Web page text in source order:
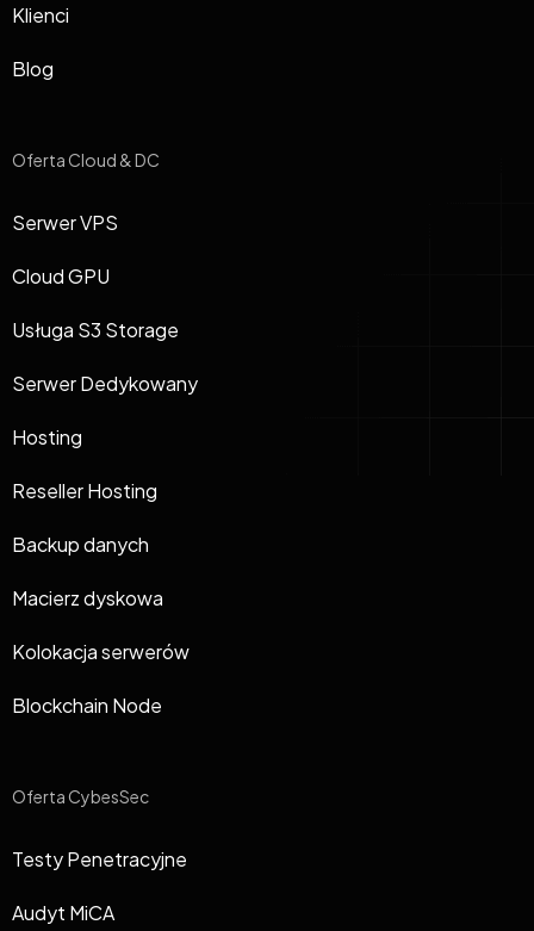
Klienci
Blog
Oferta Cloud & DC
Serwer VPS
Cloud GPU
Usługa S3 Storage
Serwer Dedykowany
Hosting
Reseller Hosting
Backup danych
Macierz dyskowa
Kolokacja serwerów
Blockchain Node
Oferta CybesSec
Testy Penetracyjne
Audyt MiCA